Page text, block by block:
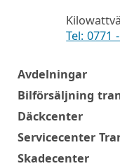
Tel: 0771
Öppettider
Avdelningar
Bilförsäljning
Däckcenter
Servicecenter
Skadecenter